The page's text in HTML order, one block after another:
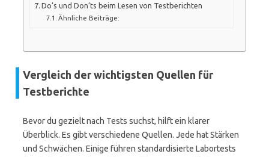
Do’s und Don’ts beim Lesen von Testberichten
Ähnliche Beiträge:
Vergleich der wichtigsten Quellen für
Testberichte
Bevor du gezielt nach Tests suchst, hilft ein klarer
Überblick. Es gibt verschiedene Quellen. Jede hat Stärken
und Schwächen. Einige führen standardisierte Labortests